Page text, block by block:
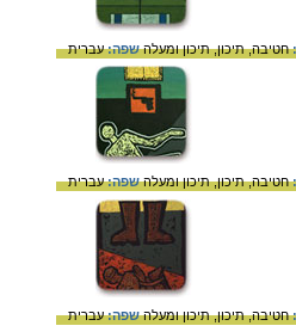
חטיבה,תיכון,תיכון ומעלהשפה:עברית
חטיבה,תיכון,תיכון ומעלהשפה:עברית
חטיבה,תיכון,תיכון ומעלהשפה:עברית